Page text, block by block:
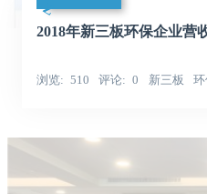
2018年新三板环保企业营
浏览 510 评论 0 新三板